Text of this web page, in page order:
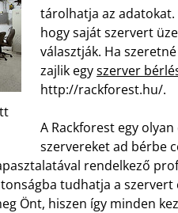
tárolhatja az adatokat.
hogy saját szervert
választják. Ha
zajlik egyszerver
http://rackforest.hu/.
A Rackforest egy
szervereket ad bérbe
rendelkező
tudhatja a szervert
Önt, hiszen így minden